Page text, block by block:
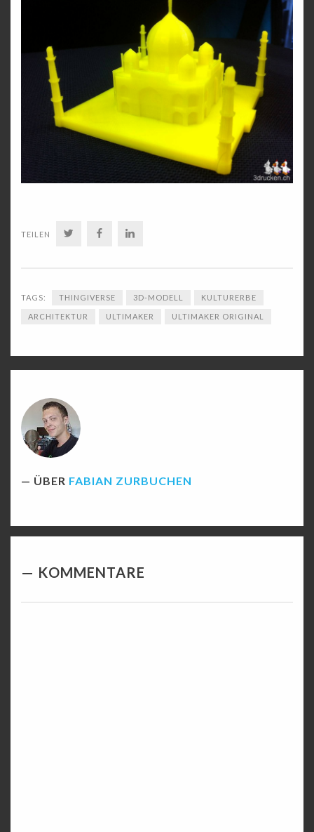
TEILEN TWITTERFACEBOOK
TAGS: THINGIVERSE 3D-MODELL KULTURERBE
ARCHITEKTUR ULTIMAKER ULTIMAKER ORIGINAL
ÜBER FABIAN ZURBUCHEN
KOMMENTARE